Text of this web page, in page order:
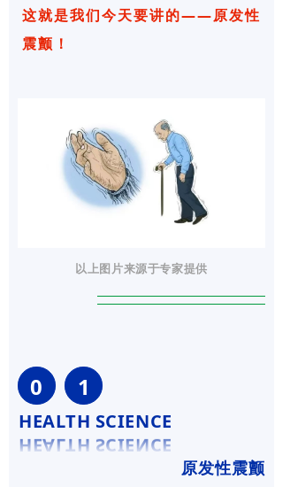
临床检验
病理科
家庭病床科
教师资格证体检预约
这就是我们今天要讲的——原发性
震颤！
以上图片来源于专家提供
0 1
HEALTH SCIENCE
原发性震颤